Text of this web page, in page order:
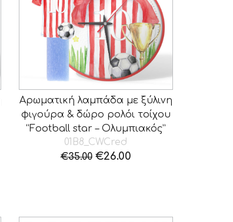
Αρωματική λαμπάδα με ξύλινη
φιγούρα & δώρο ρολόι τοίχου
“Football star – Ολυμπιακός”
01B8_CWCred
€35.00 Original
€26.00Η